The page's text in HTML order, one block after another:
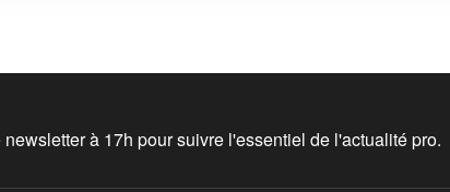
à 17h pour suivre l'essentiel de l'actualité pro.